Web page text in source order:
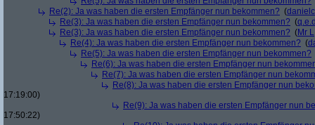
Re(2): Ja was haben die ersten Empfänger nun bekommen? (
Re(3): Ja was haben die ersten Empfänger nun bekommen? (
Re(3): Ja was haben die ersten Empfänger nun bekommen? (Mr L
Re(4): Ja was haben die ersten Empfänger nun bekommen? (
Re(5): Ja was haben die ersten Empfänger nun bekommen?
Re(6): Ja was haben die ersten Empfänger nun
Re(7): Ja was haben die ersten Empfänger nun
Re(8): Ja was haben die ersten Empfänger nun
17:19:00)
Re(9): Ja was haben die ersten Empfänger nun
17:50:22)